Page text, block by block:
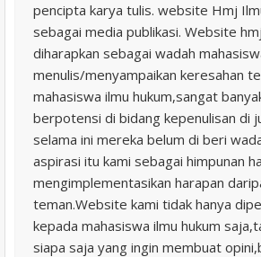
pencipta karya tulis. website Hmj
sebagai media publikasi. Website
diharapkan sebagai wadah
menulis/menyampaikan keresahan
mahasiswa ilmu hukum,sangat
berpotensi di bidang kepenulisan di
selama ini mereka belum di beri
aspirasi itu kami sebagai himpunan
mengimplementasikan harapan
teman.Website kami tidak hanya
kepada mahasiswa ilmu hukum
siapa saja yang ingin membuat